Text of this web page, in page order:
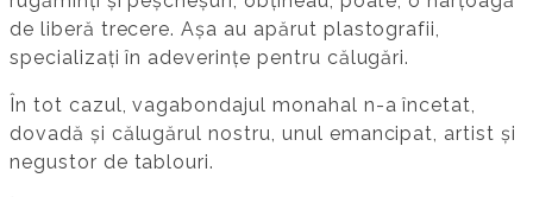
de liberă trecere. Așa au apărut plastografii,
specializați în adeverințe pentru călugări.
În tot cazul, vagabondajul monahal n-a încetat,
dovadă și călugărul nostru, unul emancipat, artist și
negustor de tablouri.